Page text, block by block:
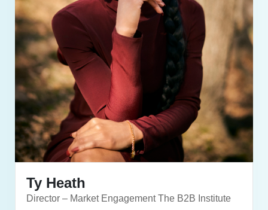
Ty Heath
Director – Market Engagement The B2B Institute